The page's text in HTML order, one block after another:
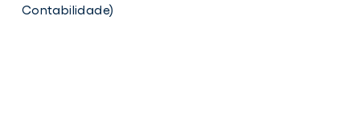
Contabilidade)